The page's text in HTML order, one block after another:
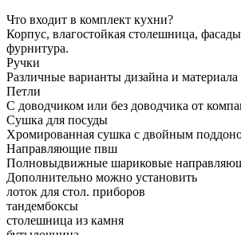
Что входит в комплект кухни?
Корпус, влагостойкая столешница,
фурнитура.
Ручки
Различные варианты дизайна и
Петли
С доводчиком или без доводчика от
Сушка для посуды
Хромированная сушка с двойным
Направляющие пвш
Полновыдвижные шариковые
Дополнительно можно установить
лоток для стол. приборов
тандембоксы
столешница из камня